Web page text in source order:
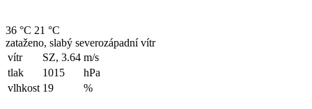
36 °C 21 °C
zataženo, slabý severozápadní vítr
vítr
SZ, 3.64 m/s
tlak
1015
hPa
vlhkost 19 %